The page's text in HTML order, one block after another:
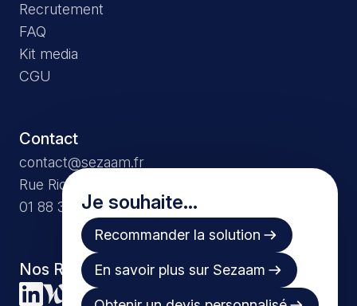
Je souhaite...
Recommander la solution
En savoir plus sur Sezaam
Recrutement
FAQ
Kit media
CGU
Contact
contact@sezaam.fr
Rue Richer, 75009 Paris
01 88 32 87 10
Nos Réseaux